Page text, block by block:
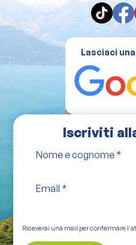
Lasciaci
Iscriviti
Nome e cognome *
Email *
Riceverai una mail per confermare